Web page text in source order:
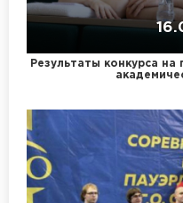
Результаты конкурса